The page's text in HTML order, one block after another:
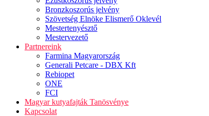
Bronzkoszorús jelvény
Szövetség Elnöke Elismerő Oklevél
Mestertenyésztő
Mestervezető
Partnereink
Farmina Magyarország
Generali Petcare - DBX Kft
Rebiopet
ONE
FCI
Magyar kutyafajták Tanösvénye
Kapcsolat